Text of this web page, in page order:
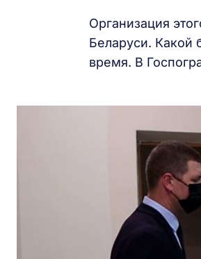
Организация
Беларуси. Какой
время. В